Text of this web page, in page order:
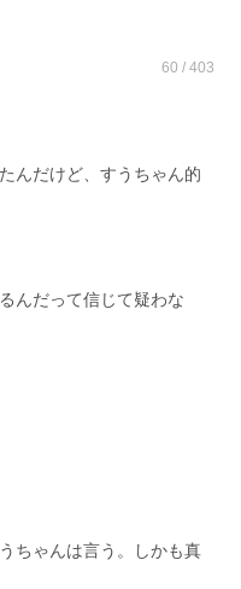
60 / 403
んだけど、すうちゃん的
んだって信じて疑わな
ちゃんは言う。しかも真